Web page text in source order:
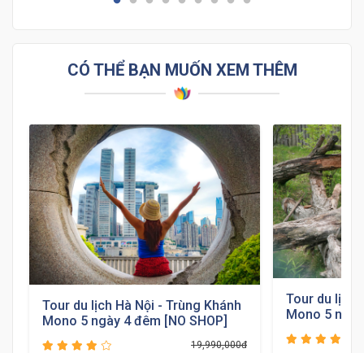
CÓ THỂ BẠN MUỐN XEM THÊM
Tour du lịch Hà Nội - Trùng Khánh
Mono 5 ngày 4 đêm [NO SHOP]
19,990,000đ
Tour du lịch
Mono 5